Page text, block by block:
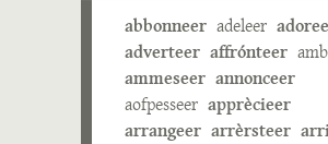
abbonneer adeleer
adverteer affrónteer
ammeseer annonceer
aofpesseer apprècieer
arrangeer arrèrsteer